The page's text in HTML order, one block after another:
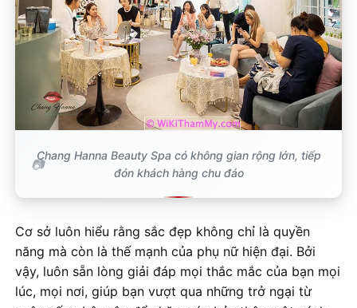
Chang Hanna Beauty Spa có không gian rộng lớn, tiếp
đón khách hàng chu đáo
Cơ sở luôn hiểu rằng sắc đẹp không chỉ là quyền
năng mà còn là thế mạnh của phụ nữ hiện đại. Bởi
vậy, luôn sẵn lòng giải đáp mọi thắc mắc của bạn mọi
lúc, mọi nơi, giúp bạn vượt qua những trở ngại từ